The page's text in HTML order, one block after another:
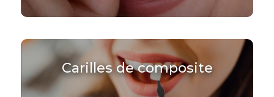
Carilles de composite